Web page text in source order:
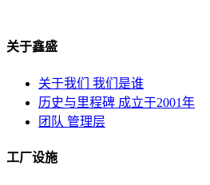
关于鑫盛
关于我们 我们是谁
历史与里程碑 成立于2001年
团队 管理层
工厂设施